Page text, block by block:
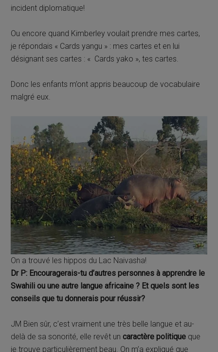
incident diplomatique!
Ou encore quand Kimberley voulait prendre mes cartes,
je répondais « Cards yangu » : mes cartes et en lui
désignant ses cartes : « Cards yako », tes cartes.
Donc les enfants m’ont appris beaucoup de vocabulaire
malgré eux.
On a trouvé les hippos du Lac Naivasha!
Dr P: Encouragerais-tu d’autres personnes à apprendre le
Swahili ou une autre langue africaine ? Et quels sont les
conseils que tu donnerais pour réussir?
JM Bien sûr, c’est vraiment une très belle langue et au-
delà de sa sonorité, elle revêt uncaractère politique que
je trouve particulièrement beau. On m’a expliqué que